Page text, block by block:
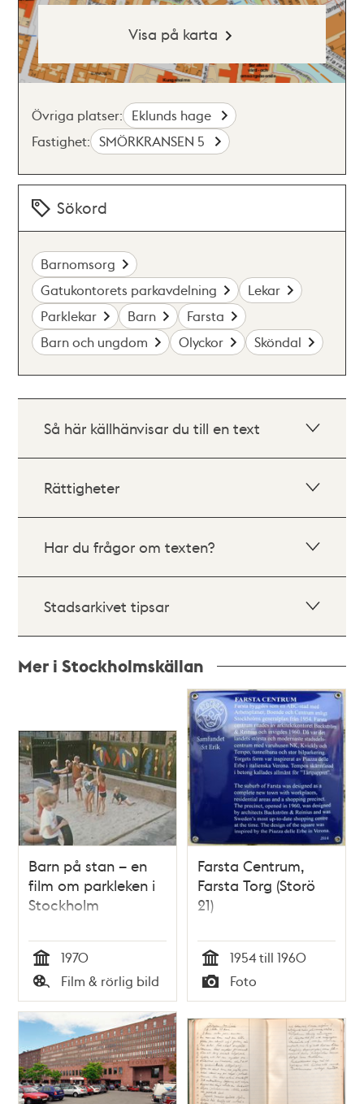
Visa på karta
Övriga platser: Eklunds hage
Fastighet: SMÖRKRANSEN 5
Sökord
Barnomsorg
Gatukontorets parkavdelning
Lekar
Parklekar
Barn
Farsta
Barn och ungdom
Olyckor Sköndal
Så här källhänvisar du till en text
Rättigheter
Har du frågor om texten?
Stadsarkivet tipsar
Mer i Stockholmskällan
och
teman
Barn på stan – en
film om parkleken i
Stockholm
Tid
1970
Typ
Film & rörlig bild
Farsta Centrum,
Farsta Torg (Storö
21)
Tid
1954 till 1960
Typ
Foto